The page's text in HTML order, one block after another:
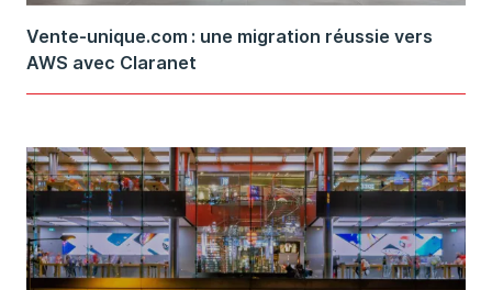
Vente-unique.com : une migration réussie vers
AWS avec Claranet